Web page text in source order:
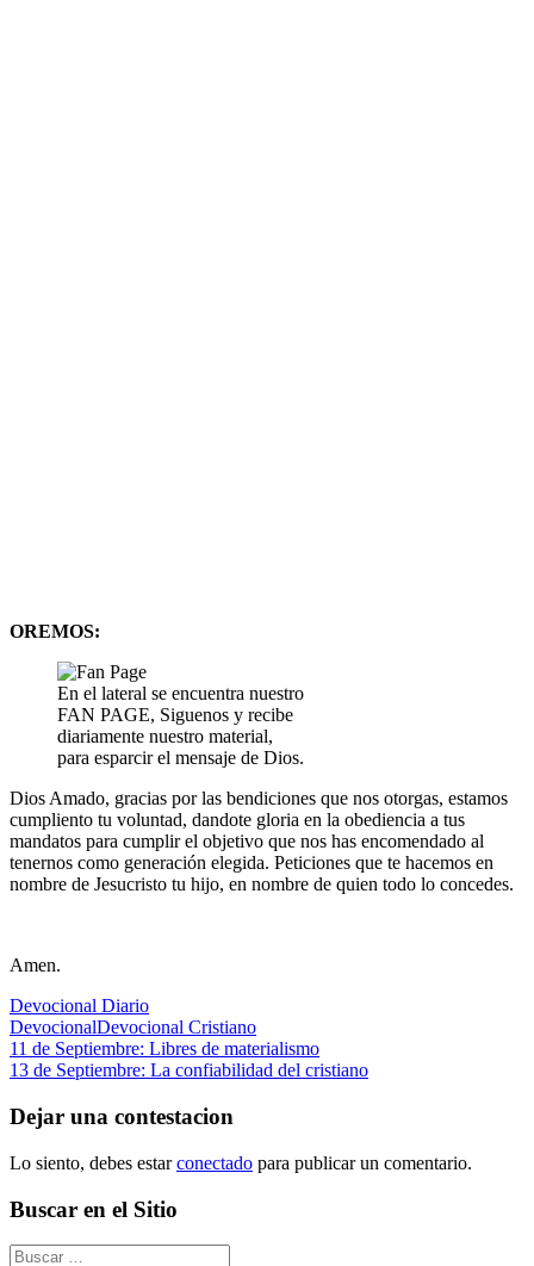
OREMOS:
En el lateral se encuentra nuestro
FAN PAGE, Siguenos y recibe
diariamente nuestro material,
para esparcir el mensaje de Dios.
Dios Amado, gracias por las bendiciones que nos otorgas, estamos
cumpliento tu voluntad, dandote gloria en la obediencia a tus
mandatos para cumplir el objetivo que nos has encomendado al
tenernos como generación elegida. Peticiones que te hacemos en
nombre de Jesucristo tu hijo, en nombre de quien todo lo concedes.
Amen.
Devocional Diario
DevocionalDevocional Cristiano
Navegación
de
entradas
Entrada
anterior:
11 de Septiembre: Libres de materialismo
Siguiente
13 de Septiembre: La confiabilidad del cristiano
Dejar una contestacion
Lo siento, debes estarconectado para publicar un comentario.
Buscar en el Sitio
Buscar: